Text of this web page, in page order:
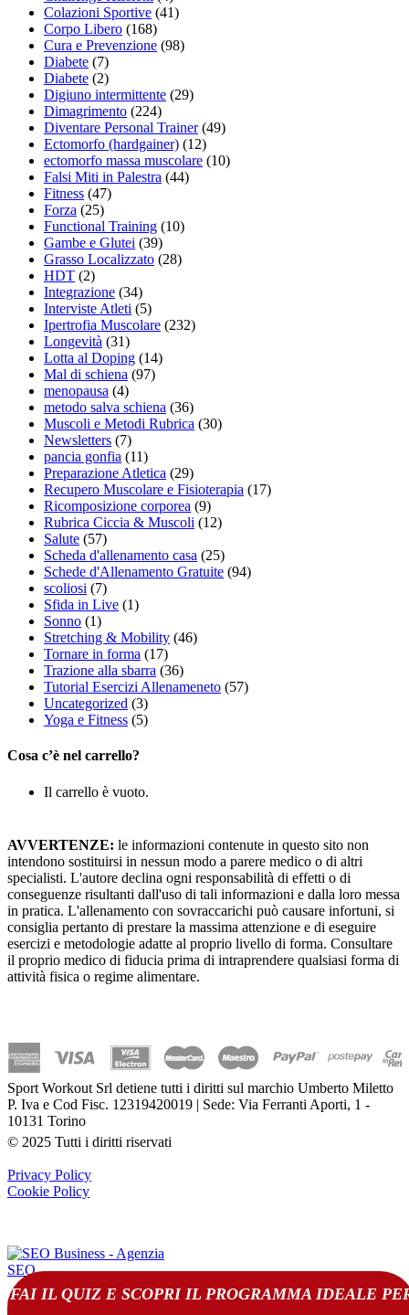
Colazioni Sportive (41)
Corpo Libero (168)
Cura e Prevenzione (98)
Diabete (7)
Diabete (2)
Digiuno intermittente (29)
Dimagrimento (224)
Diventare Personal Trainer(49)
Ectomorfo (hardgainer) (12)
ectomorfo massa muscolare (10)
Falsi Miti in Palestra (44)
Fitness (47)
Forza (25)
Functional Training (10)
Gambe e Glutei (39)
Grasso Localizzato (28)
HDT (2)
Integrazione (34)
Interviste Atleti (5)
Ipertrofia Muscolare (232)
Longevità (31)
Lotta al Doping (14)
Mal di schiena (97)
menopausa (4)
metodo salva schiena (36)
Muscoli e Metodi Rubrica (30)
Newsletters (7)
pancia gonfia (11)
Preparazione Atletica (29)
Recupero Muscolare e Fisioterapia (17)
Ricomposizione corporea (9)
Rubrica Ciccia & Muscoli (12)
Salute (57)
Scheda d'allenamento casa (25)
Schede d'Allenamento Gratuite (94)
scoliosi (7)
Sfida in Live (1)
Sonno (1)
Stretching & Mobility (46)
Tornare in forma (17)
Trazione alla sbarra (36)
Tutorial Esercizi Allenameneto (57)
Uncategorized (3)
Yoga e Fitness (5)
Cosa c’è nel carrello?
Il carrello è vuoto.
AVVERTENZE: le informazioni contenute in questo sito non
intendono sostituirsi in nessun modo a parere medico o di altri
specialisti. L'autore declina ogni responsabilità di effetti o di
conseguenze risultanti dall'uso di tali informazioni e dalla loro messa
in pratica. L'allenamento con sovraccarichi può causare infortuni, si
consiglia pertanto di prestare la massima attenzione e di eseguire
esercizi e metodologie adatte al proprio livello di forma. Consultare
il proprio medico di fiducia prima di intraprendere qualsiasi forma di
attività fisica o regime alimentare.
Sport Workout Srl detiene tutti i diritti sul marchio Umberto Miletto
P. Iva e Cod Fisc. 12319420019 | Sede: Via Ferranti Aporti, 1 -
10131 Torino
© 2025 Tutti i diritti riservati
Privacy Policy
Cookie Policy
(0)
FAI IL QUIZ E SCOPRI IL PROGRAMMA IDEALE